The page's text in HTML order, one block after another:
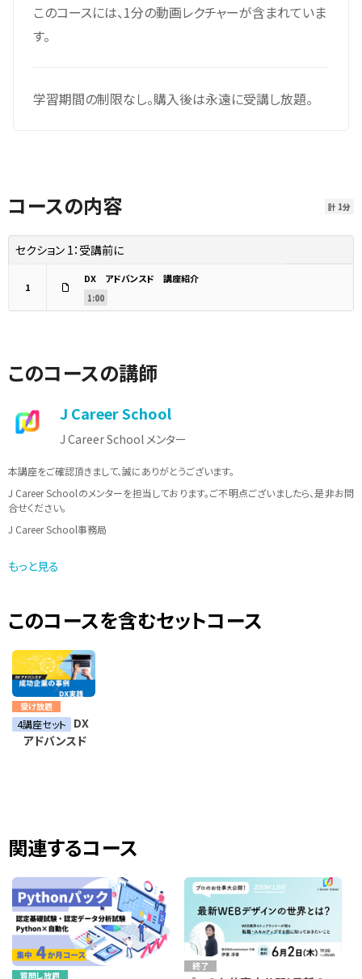
このコースには、1分の動画レクチャーが含まれていま
す。
学習期間の制限なし。購入後は永遠に受講し放題。
コースの内容 計 1分
セクション 1： 受講前に
1
DX アドバンスド 講座紹介
1:00
このコースの講師
J Career School
J Career School メンター
本講座をご確認頂きまして、誠にありがとうございます。
J Career Schoolのメンターを担当しております。ご不明点ございましたら、是非お問
合せください。
J Career School事務局
受付時間 10：00〜17：00（土日祝日、夏季休暇、年末年始等を除く）
もっと見る
このコースを含むセットコース
受け放題
4講座セット DX
アドバンスド
関連するコース
質問し放題
終了